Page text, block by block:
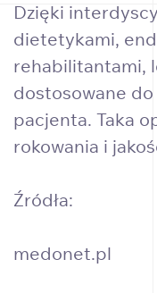
Dzięki
dietetykami,
rehabilitantami,
dostosowane
pacjenta. Taka
rokowania i
Źródła:
medonet.pl